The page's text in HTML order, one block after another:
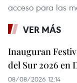
acceso para las
VER MÁS
Inauguran
del Sur 2026 en
08/08/2026 12:14